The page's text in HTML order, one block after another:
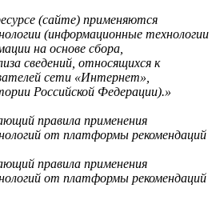
(сайте) применяются
(информационные технологии
на основе сбора,
сведений, относящихся к
сети «Интернет»,
Российской Федерации).»
правила применения
от платформы рекомендаций
правила применения
от платформы рекомендаций